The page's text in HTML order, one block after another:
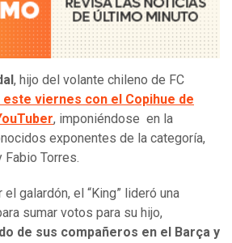
, hijo del volante chileno de FC
este viernes con el Copihue de
, imponiéndose en la
exponentes de la categoría,
Torres.
el galardón, el “King” lideró una
sumar votos para su hijo,
de sus compañeros en el Barça y